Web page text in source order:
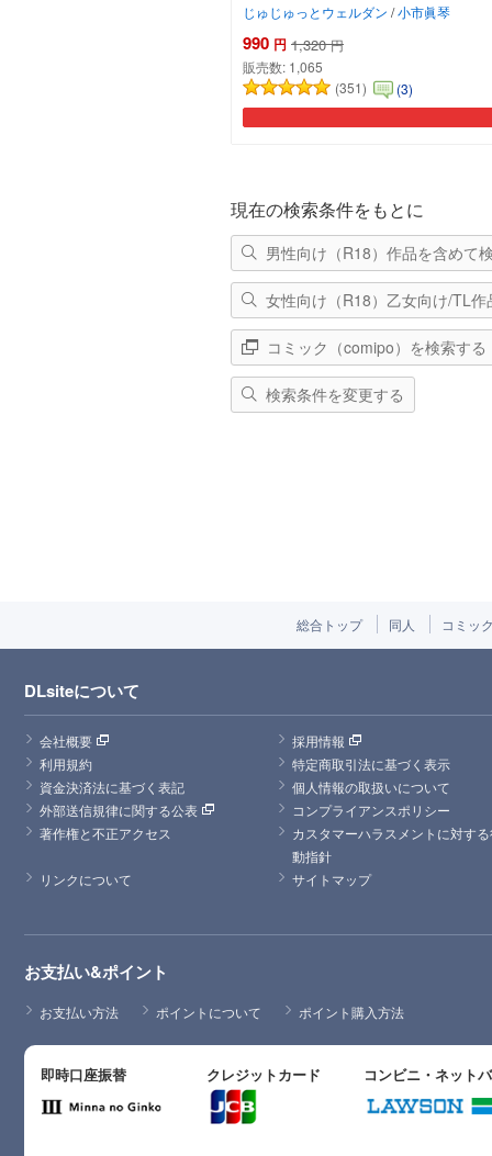
じゅじゅっとウェルダン /小市眞琴
990 円 1,320 円
販売数: 1,065
(351)
(3)
現在の検索条件をもとに
男性向け（R18）作品を含めて
女性向け（R18）乙女向け/TL作
コミック（comipo）を検索する
検索条件を変更する
総合トップ 同人 コミッ
DLsiteについて
会社概要
採用情報
利用規約
特定商取引法に基づく表示
資金決済法に基づく表記
個人情報の取扱いについて
外部送信規律に関する公表
コンプライアンスポリシー
著作権と不正アクセス
カスタマーハラスメントに対す
動指針
リンクについて
サイトマップ
お支払い&ポイント
お支払い方法 ポイントについて ポイント購入方法
即時口座振替 クレジットカード コンビニ・ネット